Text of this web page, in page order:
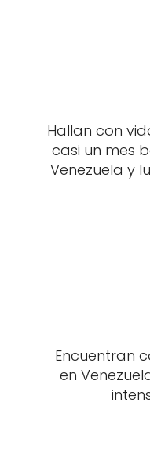
Hallan con
casi un mes
Venezuela y
Encuentran
en